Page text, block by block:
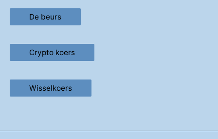
De beurs
Crypto koers
Wisselkoers